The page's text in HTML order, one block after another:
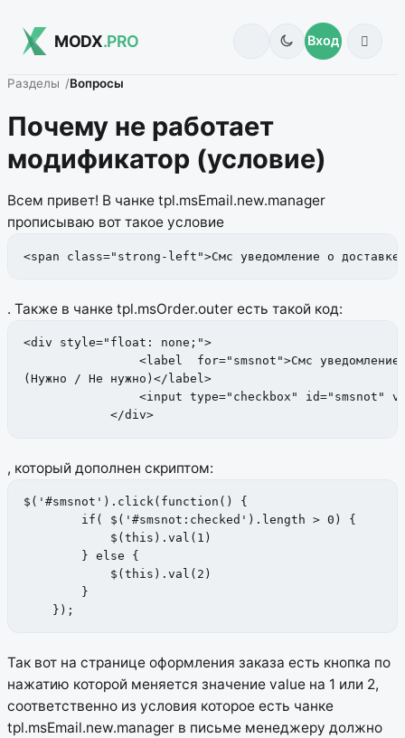
MODX.PRO Вход
Разделы Вопросы
Почему не работает
модификатор (условие)
Всем привет! В чанке tpl.msEmail.new.manager
прописываю вот такое условие
<span class="strong-left">Смс уведомление о
. Также в чанке tpl.msOrder.outer есть такой код:
<div style="float: none;">
<label  for="smsnot">Смс уведомление
(Нужно / Не нужно)</label>
<input type="checkbox" id="smsnot"
            </div>
, который дополнен скриптом:
$('#smsnot').click(function() {
        if( $('#smsnot:checked').length > 0) {
            $(this).val(1)
        } else {
            $(this).val(2)
        }
    });
Так вот на странице оформления заказа есть кнопка по
нажатию которой меняется значение value на 1 или 2,
соответственно из условия которое есть чанке
tpl.msEmail.new.manager в письме менеджеру должно